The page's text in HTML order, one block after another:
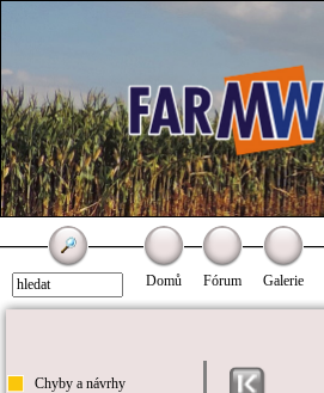
Domů Fórum Galerie
Chyby a návrhy